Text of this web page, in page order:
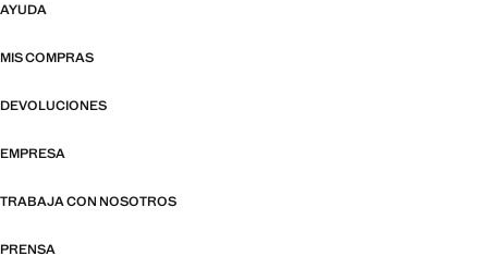
AYUDA
MIS COMPRAS
DEVOLUCIONES
EMPRESA
TRABAJA CON NOSOTROS
PRENSA